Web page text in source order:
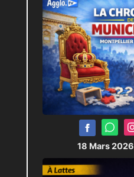
18 Mars 2026